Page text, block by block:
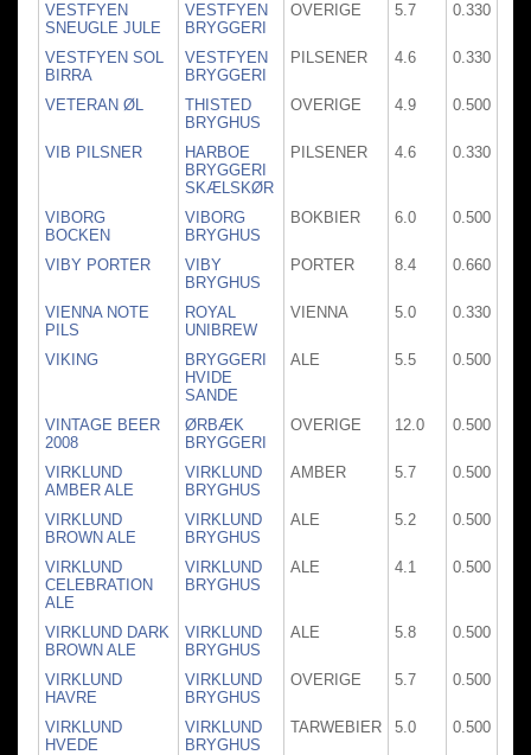
VESTFYEN
SNEUGLE JULE
VESTFYEN
BRYGGERI
OVERIGE 5.7 0.330
VESTFYEN SOL
BIRRA
VESTFYEN
BRYGGERI
PILSENER 4.6 0.330
VETERAN ØL
THISTED
BRYGHUS
OVERIGE 4.9 0.500
VIB PILSNER
HARBOE
BRYGGERI
SKÆLSKØR
PILSENER 4.6 0.330
VIBORG
BOCKEN
VIBORG
BRYGHUS
BOKBIER 6.0 0.500
VIBY PORTER
VIBY
BRYGHUS
PORTER 8.4 0.660
VIENNA NOTE
PILS
ROYAL
UNIBREW
VIENNA 5.0 0.330
VIKING
BRYGGERI
HVIDE
SANDE
ALE 5.5 0.500
VINTAGE BEER
2008
ØRBÆK
BRYGGERI
OVERIGE 12.0 0.500
VIRKLUND
AMBER ALE
VIRKLUND
BRYGHUS
AMBER 5.7 0.500
VIRKLUND
BROWN ALE
VIRKLUND
BRYGHUS
ALE 5.2 0.500
VIRKLUND
CELEBRATION
ALE
VIRKLUND
BRYGHUS
ALE 4.1 0.500
VIRKLUND DARK
BROWN ALE
VIRKLUND
BRYGHUS
ALE 5.8 0.500
VIRKLUND
HAVRE
VIRKLUND
BRYGHUS
OVERIGE 5.7 0.500
VIRKLUND
HVEDE
VIRKLUND
BRYGHUS
TARWEBIER 5.0 0.500